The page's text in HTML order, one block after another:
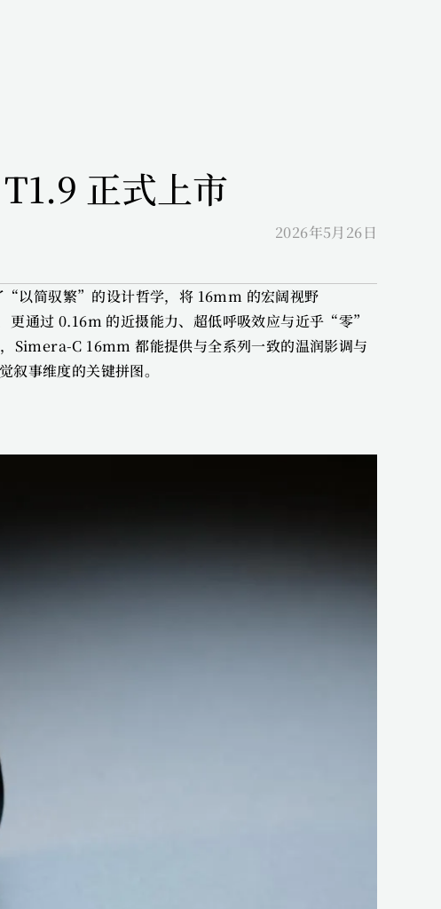
正式上市
2026年5月26日
“以简驭繁”的设计哲学，将 16mm 的宏阔视野
更通过 0.16m 的近摄能力、超低呼吸效应与近乎“零”
Simera-C 16mm 都能提供与全系列一致的温润影调与
事维度的关键拼图。